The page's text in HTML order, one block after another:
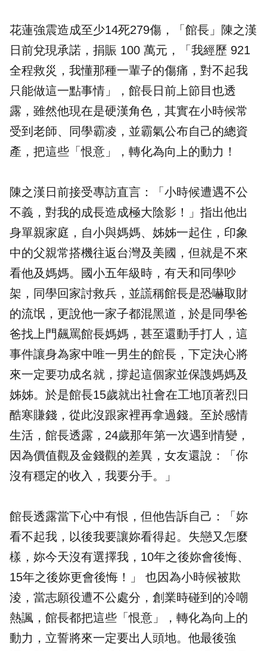
花蓮強震造成至少14死279傷，「館長」陳之漢
日前兌現承諾，捐賑 100 萬元，「我經歷 921
全程救災，我懂那種一輩子的傷痛，對不起我
只能做這一點事情」，館長日前上節目也透
露，雖然他現在是硬漢角色，其實在小時候常
受到老師、同學霸凌，並霸氣公布自己的總資
產，把這些「恨意」，轉化為向上的動力！
陳之漢日前接受專訪直言：「小時候遭遇不公
不義，對我的成長造成極大陰影！」指出他出
身單親家庭，自小與媽媽、姊姊一起住，印象
中的父親常搭機往返台灣及美國，但就是不來
看他及媽媽。國小五年級時，有天和同學吵
架，同學回家討救兵，並謊稱館長是恐嚇取財
的流氓，更說他一家子都混黑道，於是同學爸
爸找上門飆罵館長媽媽，甚至還動手打人，這
事件讓身為家中唯一男生的館長，下定決心將
來一定要功成名就，撐起這個家並保謢媽媽及
姊姊。於是館長15歲就出社會在工地頂著烈日
酷寒賺錢，從此沒跟家裡再拿過錢。至於感情
生活，館長透露，24歲那年第一次遇到情變，
因為價值觀及金錢觀的差異，女友還說：「你
沒有穩定的收入，我要分手。」
館長透露當下心中有恨，但他告訴自己：「妳
看不起我，以後我要讓妳看得起。失戀又怎麼
樣，妳今天沒有選擇我，10年之後妳會後悔、
15年之後妳更會後悔！」 也因為小時候被欺
淩，當志願役遭不公處分，創業時碰到的冷嘲
熱諷，館長都把這些「恨意」，轉化為向上的
動力，立誓將來一定要出人頭地。他最後強